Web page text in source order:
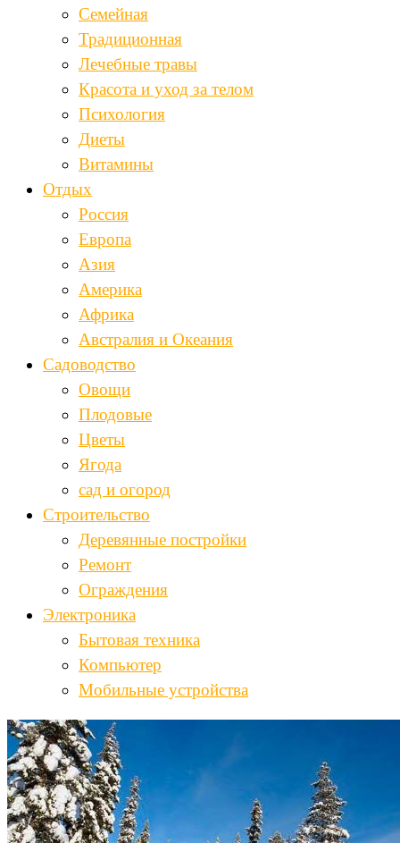
Семейная
Традиционная
Лечебные травы
Красота и уход за телом
Психология
Диеты
Витамины
Отдых
Россия
Европа
Азия
Америка
Африка
Австралия и Океания
Садоводство
Овощи
Плодовые
Цветы
Ягода
сад и огород
Строительство
Деревянные постройки
Ремонт
Ограждения
Электроника
Бытовая техника
Компьютер
Мобильные устройства